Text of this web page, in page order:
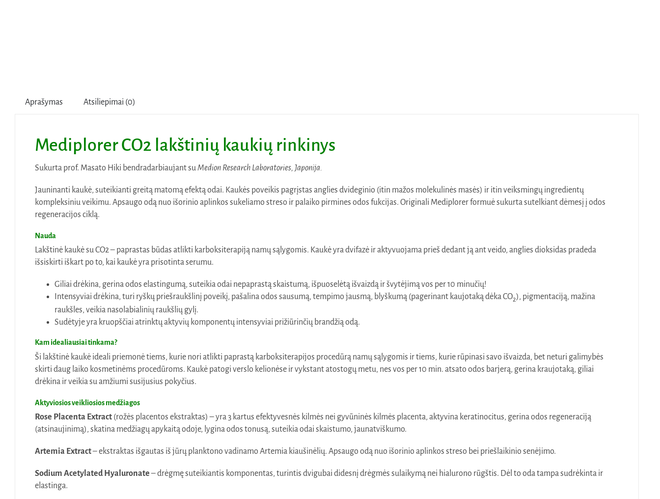
Aprašymas Atsiliepimai (0)
Mediplorer CO2 lakštinių kaukių rinkinys
Sukurta prof. Masato Hiki bendradarbiaujant su Medion Research Laboratories, Japonija.
Jauninanti kaukė, suteikianti greitą matomą efektą odai. Kaukės poveikis pagrįstas anglies dvideginio (itin mažos molekulinės masės) ir itin veiksmingų ingredientų
kompleksiniu veikimu. Apsaugo odą nuo išorinio aplinkos sukeliamo streso ir palaiko pirmines odos fukcijas. Originali Mediplorer formuė sukurta sutelkiant dėmesį į odos
regeneracijos ciklą.
Nauda
Lakštinė kaukė su CO2 – paprastas būdas atlikti karboksiterapiją namų sąlygomis. Kaukė yra dvifazė ir aktyvuojama prieš dedant ją ant veido, anglies dioksidas pradeda
išsiskirti iškart po to, kai kaukė yra prisotinta serumu.
Giliai drėkina, gerina odos elastingumą, suteikia odai nepaprastą skaistumą, išpuoselėtą išvaizdą ir švytėjimą vos per 10 minučių!
Intensyviai drėkina, turi ryškų priešraukšlinį poveikį, pašalina odos sausumą, tempimo jausmą, blyškumą (pagerinant kaujotaką dėka CO2), pigmentaciją, mažina
raukšles, veikia nasolabialinių raukšlių gylį.
Sudėtyje yra kruopščiai atrinktų aktyvių komponentų intensyviai prižiūrinčių brandžią odą.
Kam idealiausiai tinkama?
Ši lakštinė kaukė ideali priemonė tiems, kurie nori atlikti paprastą karboksiterapijos procedūrą namų sąlygomis ir tiems, kurie rūpinasi savo išvaizda, bet neturi galimybės
skirti daug laiko kosmetinėms procedūroms. Kaukė patogi verslo kelionėse ir vykstant atostogų metu, nes vos per 10 min. atsato odos barjerą, gerina kraujotaką, giliai
drėkina ir veikia su amžiumi susijusius pokyčius.
Aktyviosios veikliosios medžiagos
Rose Placenta Extract(rožės placentos ekstraktas) – yra 3 kartus efektyvesnės kilmės nei gyvūninės kilmės placenta, aktyvina keratinocitus, gerina odos regeneraciją
(atsinaujinimą), skatina medžiagų apykaitą odoje, lygina odos tonusą, suteikia odai skaistumo, jaunatviškumo.
Artemia Extract– ekstraktas išgautas iš jūrų planktono vadinamo Artemia kiaušinėlių. Apsaugo odą nuo išorinio aplinkos streso bei priešlaikinio senėjimo.
Sodium Acetylated Hyaluronate– drėgmę suteikiantis komponentas, turintis dvigubai didesnį drėgmės sulaikymą nei hialurono rūgštis. Dėl to oda tampa sudrėkinta ir
elastinga.